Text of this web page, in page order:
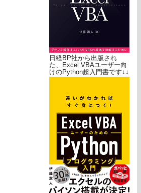
日経BP社から出版され
た、Excel VBAユーザー向
けのPython超入門書です↓↓